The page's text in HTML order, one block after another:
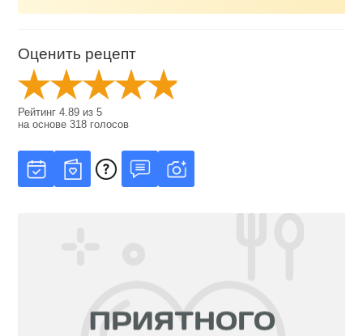
Оценить рецепт
Рейтинг4.89 из5
на основе318 голосов